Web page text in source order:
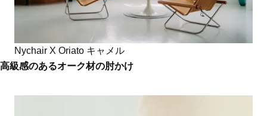
Nychair X Oriato キャメル
高級感のあるオーク材の肘かけ